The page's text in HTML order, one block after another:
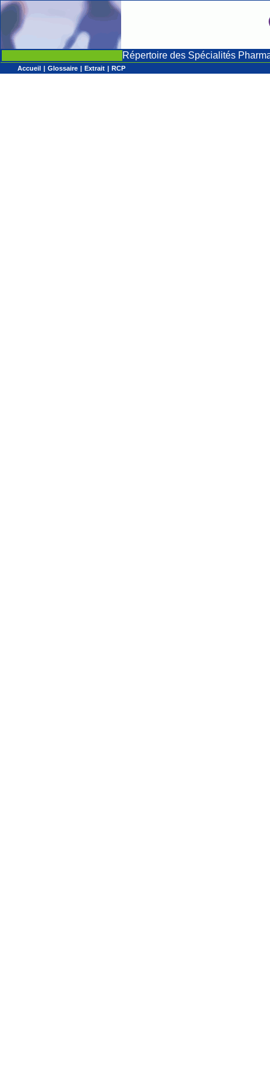
Répertoire des Spécialités
Accueil | Glossaire | Extrait | RCP